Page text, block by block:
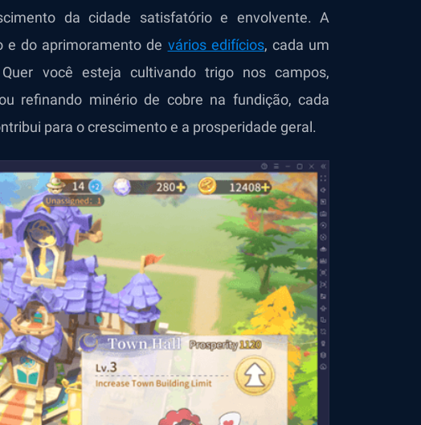
da cidade satisfatório e envolvente. A
e do aprimoramento de vários edifícios, cada um
você esteja cultivando trigo nos campos,
refinando minério de cobre na fundição, cada
para o crescimento e a prosperidade geral.